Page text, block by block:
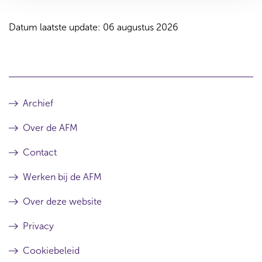
Datum laatste update: 06 augustus 2026
Archief
Over de AFM
Contact
Werken bij de AFM
Over deze website
Privacy
Cookiebeleid